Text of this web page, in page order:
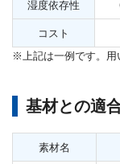
湿度依存性
コスト
※上記は一例です。用
基材との適
素材名